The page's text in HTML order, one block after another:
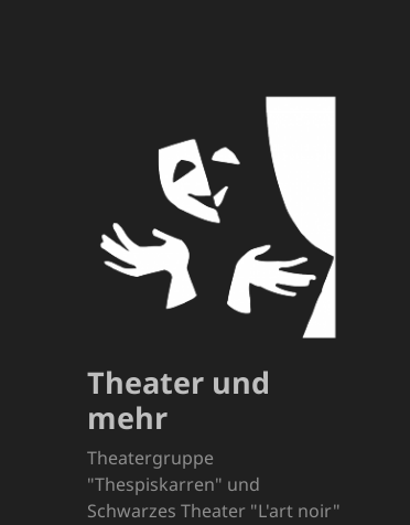
Theater und
mehr
Theatergruppe
"Thespiskarren" und
Schwarzes Theater "L'art noir"